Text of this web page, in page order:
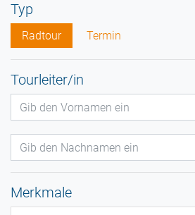
Typ
Radtour Termin
Tourleiter/in
Merkmale